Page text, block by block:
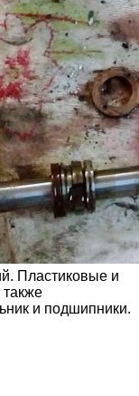
Пластиковые и
также
и подшипники.